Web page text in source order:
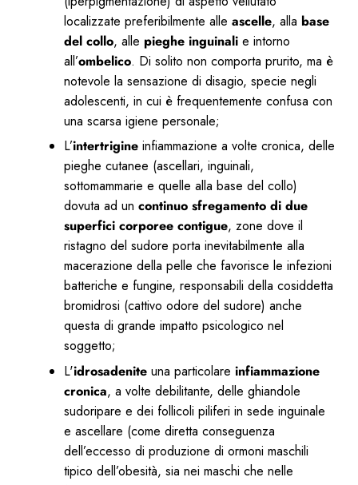
localizzate preferibilmente alle ascelle, alla base
del collo, alle pieghe inguinali e intorno
all’ombelico. Di solito non comporta prurito, ma è
notevole la sensazione di disagio, specie negli
adolescenti, in cui è frequentemente confusa con
una scarsa igiene personale;
L’intertrigine infiammazione a volte cronica, delle
pieghe cutanee (ascellari, inguinali,
sottomammarie e quelle alla base del collo)
dovuta ad un continuo sfregamento di due
superfici corporee contigue, zone dove il
ristagno del sudore porta inevitabilmente alla
macerazione della pelle che favorisce le infezioni
batteriche e fungine, responsabili della cosiddetta
bromidrosi (cattivo odore del sudore) anche
questa di grande impatto psicologico nel
soggetto;
L'idrosadenite una particolare infiammazione
cronica, a volte debilitante, delle ghiandole
sudoripare e dei follicoli piliferi in sede inguinale
e ascellare (come diretta conseguenza
dell’eccesso di produzione di ormoni maschili
tipico dell’obesità, sia nei maschi che nelle